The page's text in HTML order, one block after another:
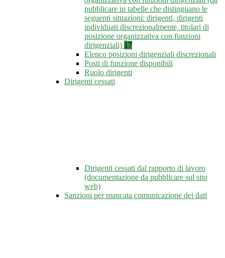
pubblicare in tabelle che distinguano le
seguenti situazioni: dirigenti, dirigenti
individuati discrezionalmente, titolari di
posizione organizzativa con funzioni
dirigenziali) 17
Elenco posizioni dirigenziali discrezionali
Posti di funzione disponibili
Ruolo dirigenti
Dirigenti cessati
Dirigenti cessati dal rapporto di lavoro
(documentazione da pubblicare sul sito
web)
Sanzioni per mancata comunicazione dei dati